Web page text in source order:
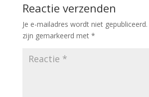
Reactie verzenden
Je e-mailadres wordt niet gepubliceerd.
zijn gemarkeerd met *